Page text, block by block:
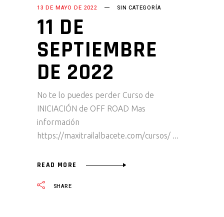
13 DE MAYO DE 2022 SIN CATEGORÍA
11 DE
SEPTIEMBRE
DE 2022
No te lo puedes perder Curso de
INICIACIÓN de OFF ROAD Mas
información
https://maxitrailalbacete.com/cursos/
READ MORE
SHARE